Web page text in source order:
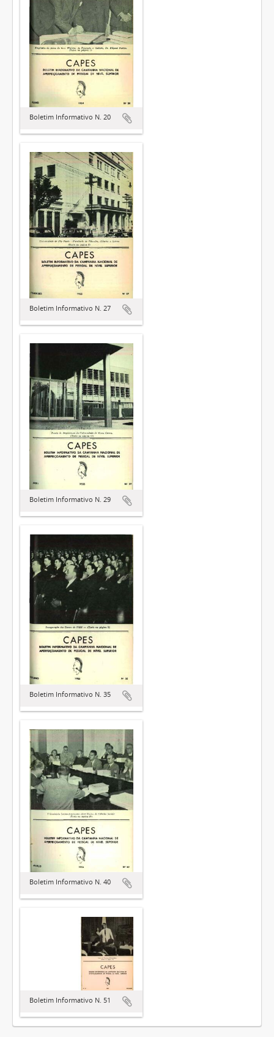
Boletim Informativo N. 20
Boletim Informativo N. 27
Boletim Informativo N. 29
Boletim Informativo N. 35
Boletim Informativo N. 40
Boletim Informativo N. 51